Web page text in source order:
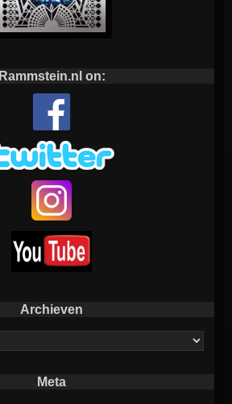
Rammstein.nl on:
Archieven
Meta